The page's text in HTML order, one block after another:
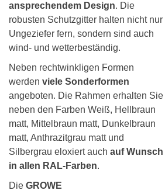
ansprechendem Design. Die
robusten Schutzgitter halten nicht nur
Ungeziefer fern, sondern sind auch
wind- und wetterbeständig.
Neben rechtwinkligen Formen
werden viele Sonderformen
angeboten. Die Rahmen erhalten Sie
neben den Farben Weiß, Hellbraun
matt, Mittelbraun matt, Dunkelbraun
matt, Anthrazitgrau matt und
Silbergrau eloxiert auch auf Wunsch
in allen RAL-Farben.
Die GROWE